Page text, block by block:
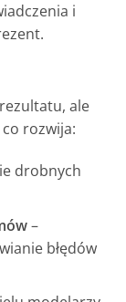
i
ale
rozwija:
drobnych
–
błędów